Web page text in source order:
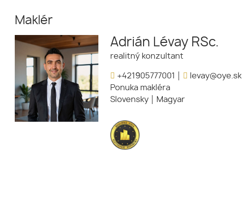
Maklér
Adrián Lévay RSc.
realitný konzultant
+421905777001
levay@oye.sk
Ponuka makléra
Slovensky
Magyar